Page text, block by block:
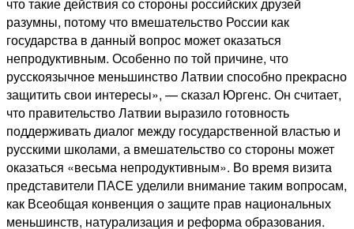
разумны, потому что вмешательство России как
государства в данный вопрос может оказаться
непродуктивным. Особенно по той причине, что
русскоязычное меньшинство Латвии способно прекрасно
защитить свои интересы», — сказал Юргенс. Он считает,
что правительство Латвии выразило готовность
поддерживать диалог между государственной властью и
русскими школами, а вмешательство со стороны может
оказаться «весьма непродуктивным». Во время визита
представители ПАСЕ уделили внимание таким вопросам,
как Всеобщая конвенция о защите прав национальных
меньшинств, натурализация и реформа образования.